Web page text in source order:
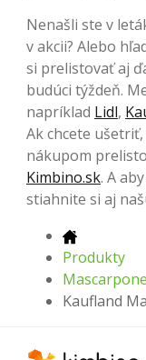
Nenašli ste v
v akcii? Alebo
si prelistovať aj
budúci týždeň.
napríklad Lidl,
Ak chcete
nákupom
Kimbino.sk. A
stiahnite si aj
Produkty
Mascarpone
Kaufland